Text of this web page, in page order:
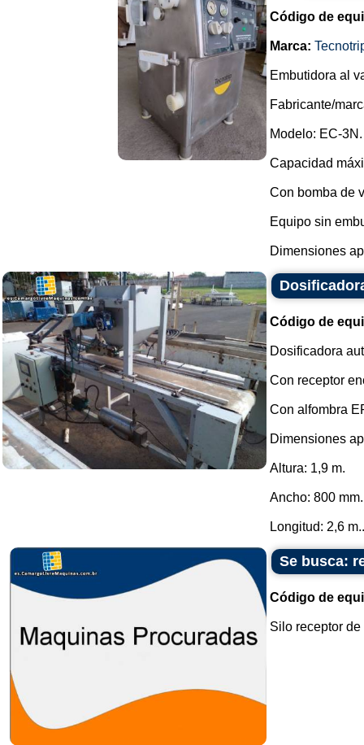
Código de
Marca:
Embutidora al
Fabricante/
Modelo: EC-3N.
Capacidad
Con bomba de
Equipo sin
Dimensiones
Código de
Dosificadora
Con receptor
Con alfombra
Dimensiones
Altura: 1,9 m.
Ancho: 800 mm.
Longitud: 2,6
Se busca:
Código de
Silo receptor de